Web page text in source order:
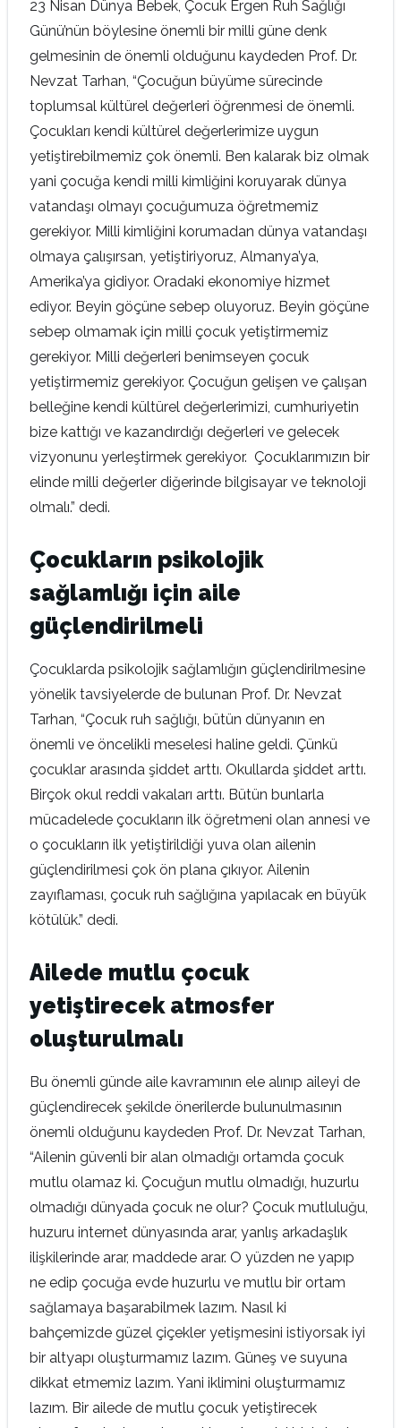
23 Nisan Dünya Bebek, Çocuk Ergen Ruh Sağlığı
Günü’nün böylesine önemli bir milli güne denk
gelmesinin de önemli olduğunu kaydeden Prof. Dr.
Nevzat Tarhan, “Çocuğun büyüme sürecinde
toplumsal kültürel değerleri öğrenmesi de önemli.
Çocukları kendi kültürel değerlerimize uygun
yetiştirebilmemiz çok önemli. Ben kalarak biz olmak
yani çocuğa kendi milli kimliğini koruyarak dünya
vatandaşı olmayı çocuğumuza öğretmemiz
gerekiyor. Milli kimliğini korumadan dünya vatandaşı
olmaya çalışırsan, yetiştiriyoruz, Almanya’ya,
Amerika’ya gidiyor. Oradaki ekonomiye hizmet
ediyor. Beyin göçüne sebep oluyoruz. Beyin göçüne
sebep olmamak için milli çocuk yetiştirmemiz
gerekiyor. Milli değerleri benimseyen çocuk
yetiştirmemiz gerekiyor. Çocuğun gelişen ve çalışan
belleğine kendi kültürel değerlerimizi, cumhuriyetin
bize kattığı ve kazandırdığı değerleri ve gelecek
vizyonunu yerleştirmek gerekiyor. Çocuklarımızın bir
elinde milli değerler diğerinde bilgisayar ve teknoloji
olmalı.” dedi.
Çocukların psikolojik
sağlamlığı için aile
güçlendirilmeli
Çocuklarda psikolojik sağlamlığın güçlendirilmesine
yönelik tavsiyelerde de bulunan Prof. Dr. Nevzat
Tarhan, “Çocuk ruh sağlığı, bütün dünyanın en
önemli ve öncelikli meselesi haline geldi. Çünkü
çocuklar arasında şiddet arttı. Okullarda şiddet arttı.
Birçok okul reddi vakaları arttı. Bütün bunlarla
mücadelede çocukların ilk öğretmeni olan annesi ve
o çocukların ilk yetiştirildiği yuva olan ailenin
güçlendirilmesi çok ön plana çıkıyor. Ailenin
zayıflaması, çocuk ruh sağlığına yapılacak en büyük
kötülük.” dedi.
Ailede mutlu çocuk
yetiştirecek atmosfer
oluşturulmalı
Bu önemli günde aile kavramının ele alınıp aileyi de
güçlendirecek şekilde önerilerde bulunulmasının
önemli olduğunu kaydeden Prof. Dr. Nevzat Tarhan,
“Ailenin güvenli bir alan olmadığı ortamda çocuk
mutlu olamaz ki. Çocuğun mutlu olmadığı, huzurlu
olmadığı dünyada çocuk ne olur? Çocuk mutluluğu,
huzuru internet dünyasında arar, yanlış arkadaşlık
ilişkilerinde arar, maddede arar. O yüzden ne yapıp
ne edip çocuğa evde huzurlu ve mutlu bir ortam
sağlamaya başarabilmek lazım. Nasıl ki
bahçemizde güzel çiçekler yetişmesini istiyorsak iyi
bir altyapı oluşturmamız lazım. Güneş ve suyuna
dikkat etmemiz lazım. Yani iklimini oluşturmamız
lazım. Bir ailede de mutlu çocuk yetiştirecek